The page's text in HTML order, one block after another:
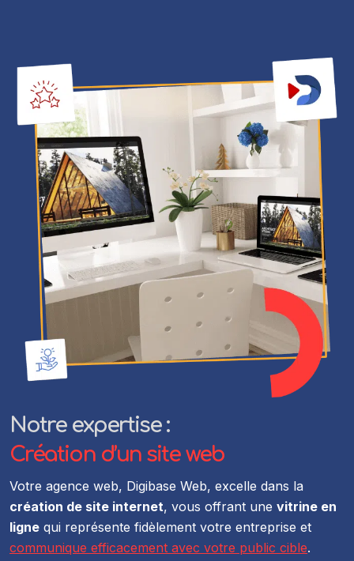
Notre expertise :
Création d’un site web
Votre agence web, Digibase Web, excelle dans la
création de site internet, vous offrant une vitrine en
ligne qui représente fidèlement votre entreprise et
communique efficacement avec votre public cible.